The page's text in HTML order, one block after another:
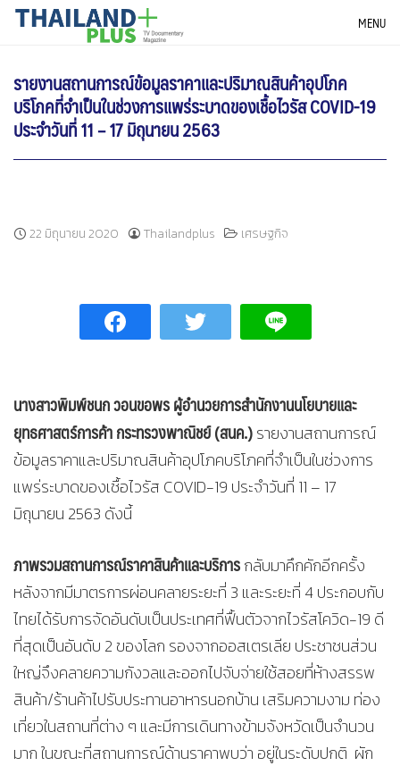
SkipTHAILANDPLUS NEWS MENU
รายงานสถานการณ์ข้อมูลราคาและปริมาณสินค้าอุปโภค
บริโภคที่จำเป็นในช่วงการแพร่ระบาดของเชื้อไวรัส COVID-19
ประจำวันที่ 11 – 17 มิถุนายน 2563
22 มิถุนายน 2020 Thailandplus เศรษฐกิจ
นางสาวพิมพ์ชนก วอนขอพร ผู้อำนวยการสำนักงานนโยบายและ
ยุทธศาสตร์การค้า กระทรวงพาณิชย์ (สนค.)รายงานสถานการณ์
ข้อมูลราคาและปริมาณสินค้าอุปโภคบริโภคที่จำเป็นในช่วงการ
แพร่ระบาดของเชื้อไวรัส COVID-19 ประจำวันที่ 11 – 17
มิถุนายน 2563 ดังนี้
ภาพรวมสถานการณ์ราคาสินค้าและบริการกลับมาคึกคักอีกครั้ง
หลังจากมีมาตรการผ่อนคลายระยะที่ 3 และระยะที่ 4 ประกอบกับ
ไทยได้รับการจัดอันดับเป็นประเทศที่ฟื้นตัวจากไวรัสโควิด-19 ดี
ที่สุดเป็นอันดับ 2 ของโลก รองจากออสเตรเลีย ประชาชนส่วน
ใหญ่จึงคลายความกังวลและออกไปจับจ่ายใช้สอยที่ห้างสรรพ
สินค้า/ร้านค้าไปรับประทานอาหารนอกบ้าน เสริมความงาม ท่อง
เที่ยวในสถานที่ต่าง ๆ และมีการเดินทางข้ามจังหวัดเป็นจำนวน
มาก ในขณะที่สถานการณ์ด้านราคาพบว่า อยู่ในระดับปกติ ผัก